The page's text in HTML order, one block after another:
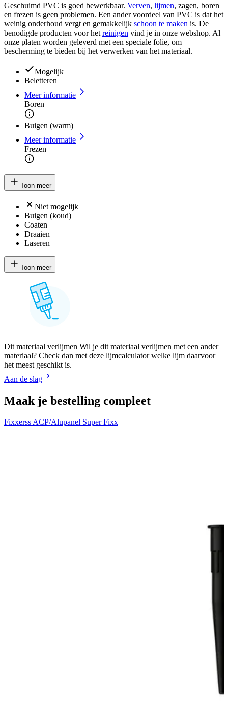
Geschuimd PVC is goed bewerkbaar. Verven, lijmen, zagen, boren
en frezen is geen problemen. Een ander voordeel van PVC is dat het
weinig onderhoud vergt en gemakkelijk schoon te maken is. De
benodigde producten voor het reinigen vind je in onze webshop. Al
onze platen worden geleverd met een speciale folie, om
bescherming te bieden bij het verwerken van het materiaal.
Mogelijk
Beletteren
Meer informatie
Boren
Buigen (warm)
Meer informatie
Frezen
Toon meer
Niet mogelijk
Buigen (koud)
Coaten
Draaien
Laseren
Toon meer
Dit materiaal verlijmen Wil je dit materiaal verlijmen met een ander
materiaal? Check dan met deze lijmcalculator welke lijm daarvoor
het meest geschikt is.
Aan de slag
Maak je bestelling compleet
Fixxerss ACP/Alupanel Super Fixx